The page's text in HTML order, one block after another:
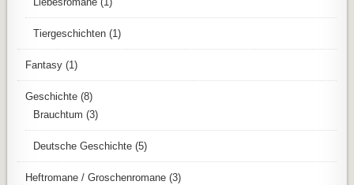
Tiergeschichten (1)
Fantasy (1)
Geschichte (8)
Brauchtum (3)
Deutsche Geschichte (5)
Heftromane / Groschenromane (3)